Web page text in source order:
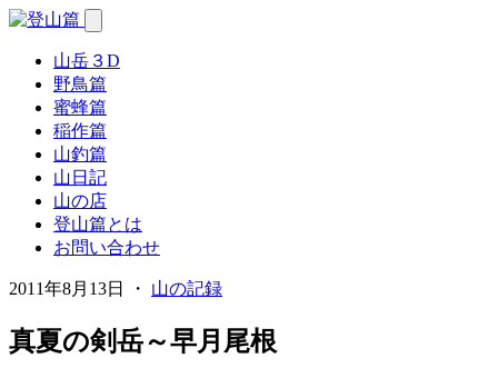
山岳３D
野鳥篇
蜜蜂篇
稲作篇
山釣篇
山日記
山の店
登山篇とは
お問い合わせ
2011年8月13日 ・ 山の記録
真夏の剣岳～早月尾根